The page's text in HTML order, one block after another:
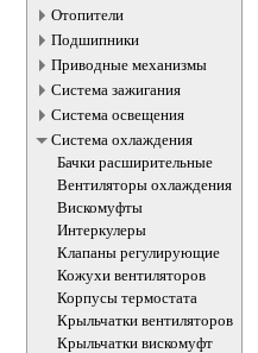
Отопители
Подшипники
Приводные механизмы
Система зажигания
Система освещения
Система охлаждения
Бачки расширительные
Вентиляторы охлаждения
Вискомуфты
Интеркулеры
Клапаны регулирующие
Кожухи вентиляторов
Корпусы термостата
Крыльчатки вентиляторов
Крыльчатки вискомуфт